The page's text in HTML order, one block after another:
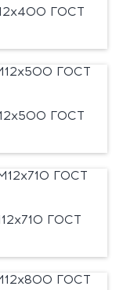
ГОСТ
ГОСТ
ГОСТ